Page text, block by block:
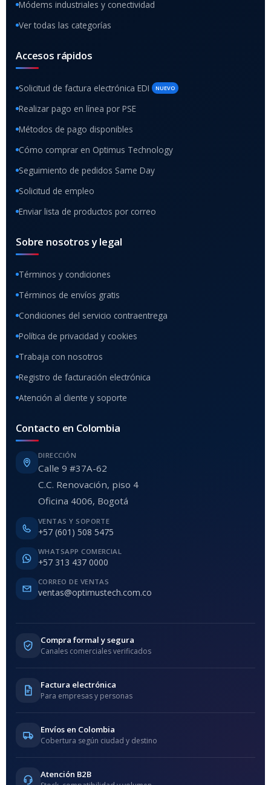
Módems industriales y conectividad
Ver todas las categorías
Accesos rápidos
Solicitud de factura electrónica EDI NUEVO
Realizar pago en línea por PSE
Métodos de pago disponibles
Cómo comprar en Optimus Technology
Seguimiento de pedidos Same Day
Solicitud de empleo
Enviar lista de productos por correo
Sobre nosotros y legal
Términos y condiciones
Términos de envíos gratis
Condiciones del servicio contraentrega
Política de privacidad y cookies
Trabaja con nosotros
Registro de facturación electrónica
Atención al cliente y soporte
Contacto en Colombia
DIRECCIÓN
Calle 9 #37A-62
C.C. Renovación, piso 4
Oficina 4006, Bogotá
VENTAS Y SOPORTE
+57 (601) 508 5475
WHATSAPP COMERCIAL
+57 313 437 0000
CORREO DE VENTAS
ventas@optimustech.com.co
Compra formal y segura
Canales comerciales verificados
Factura electrónica
Para empresas y personas
Envíos en Colombia
Cobertura según ciudad y destino
Atención B2B